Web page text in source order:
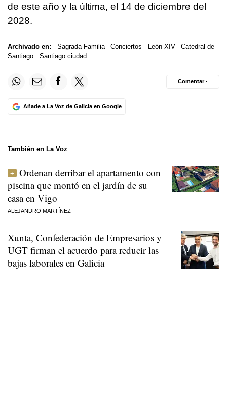
de este año y la última, el 14 de diciembre del
2028.
Archivado en: Sagrada Familia Conciertos León XIV
Catedral de
Santiago
Santiago ciudad
Añade a La Voz de Galicia en Google
Comentar ·
También en La Voz
Ordenan derribar el apartamento con
piscina que montó en el jardín de su
casa en Vigo
ALEJANDRO MARTÍNEZ
Xunta, Confederación de Empresarios y
UGT firman el acuerdo para reducir las
bajas laborales en Galicia